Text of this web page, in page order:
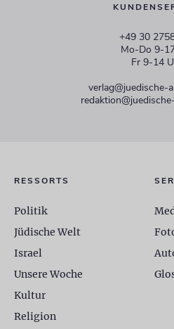
+49 30
Mo-Do 9-
Fr 9-14
verlag@juedische-
RESSORTS
Politik
Jüdische Welt
Israel
Unsere Woche
Kultur
Religion